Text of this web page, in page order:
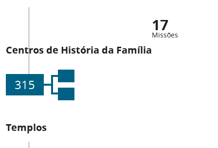
17
Missões
Centros de História da Família
315
Templos